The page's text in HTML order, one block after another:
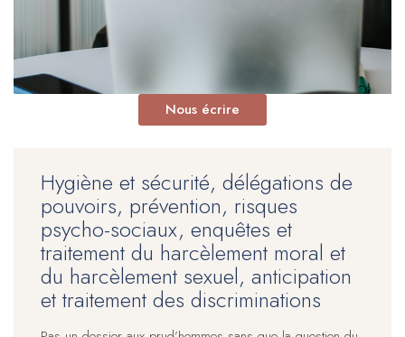
Nous écrire
Hygiène et sécurité, délégations de
pouvoirs, prévention, risques
psycho-sociaux, enquêtes et
traitement du harcèlement moral et
du harcèlement sexuel, anticipation
et traitement des discriminations